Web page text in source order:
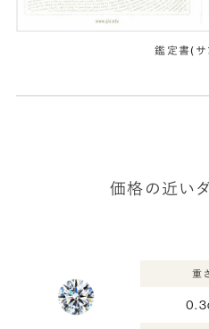
鑑定書(サ
価格の近い
重